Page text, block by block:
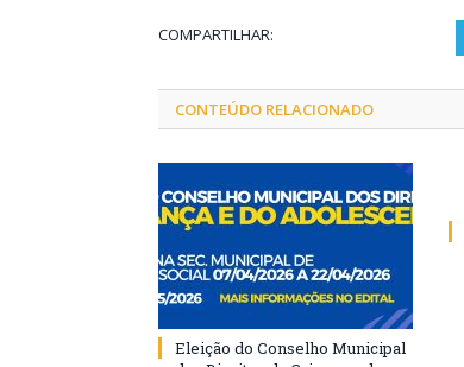
COMPARTILHAR:
CONTEÚDO RELACIONADO
Eleição do Conselho Municipal